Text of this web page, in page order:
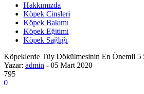
Hakkımızda
Köpek Cinsleri
Köpek Bakımı
Köpek Eğitimi
Köpek Sağlığı
Köpeklerde Tüy Dökülmesinin En Önemli 5
Yazar: admin - 05 Mart 2020
795
0